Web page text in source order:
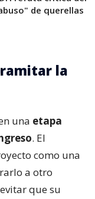
de querellas
la
una etapa
. El
como una
a otro
que su